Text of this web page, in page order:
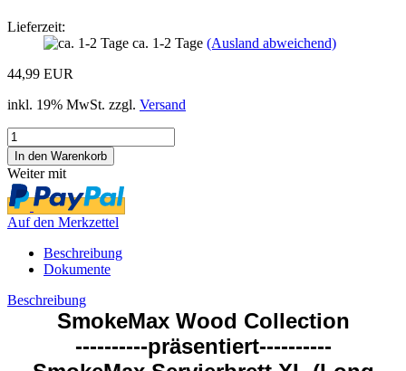
Lieferzeit:
ca. 1-2 Tage (Ausland abweichend)
44,99 EUR
inkl. 19% MwSt. zzgl. Versand
Weiter mit
Auf den Merkzettel
Beschreibung
Dokumente
Beschreibung
SmokeMax Wood Collection
----------präsentiert----------